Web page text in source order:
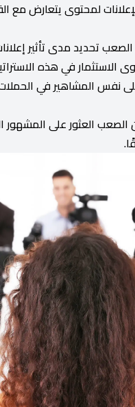
لمحتوى يتعارض مع
تحديد مدى تأثير
الاستثمار في هذه
نفس المشاهير في الحملات
العثور على المشهور